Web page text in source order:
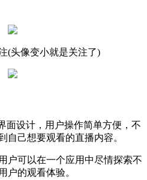
(头像变小就是关注了)
面设计，用户操作简单方便，不
自己想要观看的直播内容。
户可以在一个应用中尽情探索不
户的观看体验。